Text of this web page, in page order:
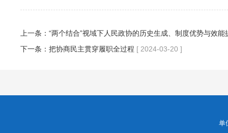
上一条： “两个结合”视域下人民政协的历史生成、制度优势与效能
下一条： 把协商民主贯穿履职全过程 [ 2024-03-20 ]
单